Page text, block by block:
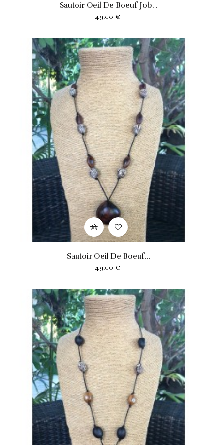
Sautoir Oeil De Boeuf Job...
Prix
49,00 €
Sautoir Oeil De Boeuf...
Prix
49,00 €